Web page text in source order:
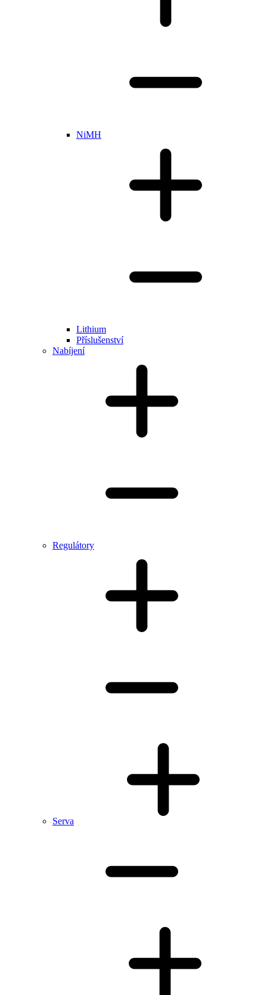
NiMH
Lithium
Příslušenství
Nabíjení
Regulátory
Serva